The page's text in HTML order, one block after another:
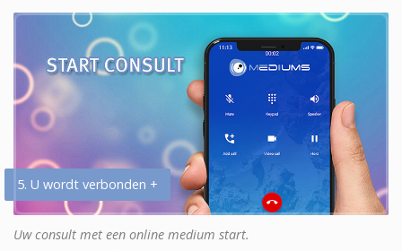
5. U wordt verbonden +
Uw consult met een online medium start.